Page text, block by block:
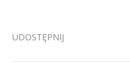
UDOSTĘPNIJ